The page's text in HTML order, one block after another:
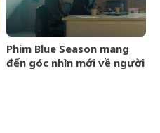
Phim Blue Season mang
đến góc nhìn mới về người